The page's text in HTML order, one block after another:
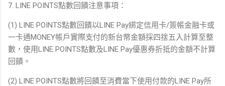
7. LINE POINTS點數回饋注意事項：
(1) LINE POINTS點數回饋以LINE Pay綁定信用卡/簽帳金融卡或
一卡通MONEY帳戶實際支付的新台幣金額採四捨五入計算至整
數，使用LINE POINTS點數及LINE Pay優惠券折抵的金額不計算
回饋。
(2) LINE POINTS點數將回饋至消費當下使用付款的LINE Pay所